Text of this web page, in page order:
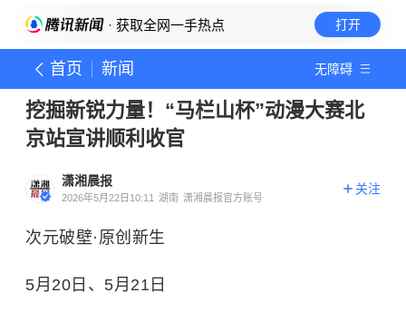
· 获取全网一手热点 打开
首页 新闻 无障碍
挖掘新锐力量！“马栏山杯”动漫大赛北
京站宣讲顺利收官
潇湘晨报
2026年5月22日10:11 湖南 潇湘晨报官方账号
关注
次元破壁·原创新生
5月20日、5月21日